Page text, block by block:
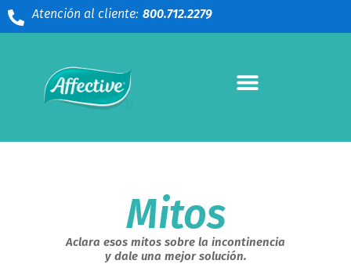
Atención al cliente: 800.712.2279
Mitos
Aclara esos mitos sobre la incontinencia
y dale una mejor solución.